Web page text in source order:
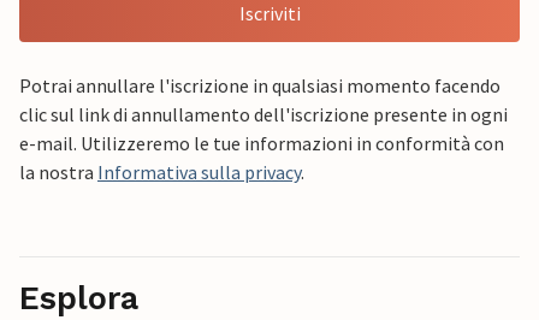
Iscriviti
Potrai annullare l'iscrizione in qualsiasi momento facendo
clic sul link di annullamento dell'iscrizione presente in ogni
e-mail. Utilizzeremo le tue informazioni in conformità con
la nostra Informativa sulla privacy.
Esplora